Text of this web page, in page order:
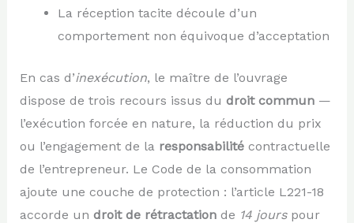
La réception tacite découle d’un
comportement non équivoque d’acceptation
En cas d’inexécution, le maître de l’ouvrage
dispose de trois recours issus du droit commun—
l’exécution forcée en nature, la réduction du prix
ou l’engagement de la responsabilitécontractuelle
de l’entrepreneur. Le Code de la consommation
ajoute une couche de protection : l’article L221-18
accorde un droit de rétractationde 14 jourspour